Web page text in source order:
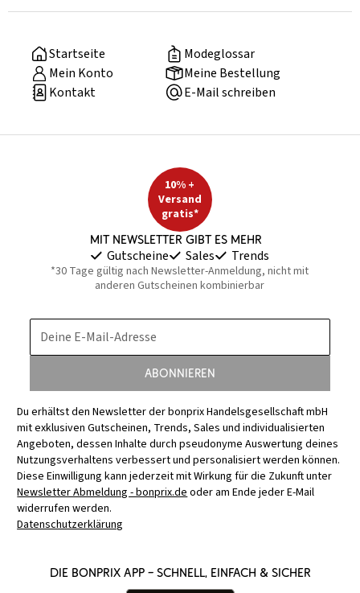
Startseite
Modeglossar
Mein Konto
Meine Bestellung
Kontakt
E-Mail schreiben
10% +
Versand
gratis*
Mit Newsletter gibt es mehr
Gutscheine Sales Trends
*30 Tage gültig nach Newsletter-Anmeldung, nicht mit
anderen Gutscheinen kombinierbar
Deine E-Mail-Adresse
Abonnieren
Du erhältst den Newsletter der bonprix Handelsgesellschaft mbH
mit exklusiven Gutscheinen, Trends, Sales und individualisierten
Angeboten, dessen Inhalte durch pseudonyme Auswertung deines
Nutzungsverhaltens verbessert und personalisiert werden können.
Diese Einwilligung kann jederzeit mit Wirkung für die Zukunft unter
Newsletter Abmeldung - bonprix.deoder am Ende jeder E-Mail
widerrufen werden.
Datenschutzerklärung
Die bonprix App – schnell, einfach & sicher